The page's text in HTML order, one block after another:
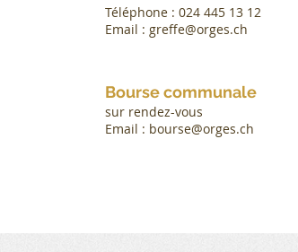
Téléphone : 024 445 13 12
Email : greffe@orges.ch
Bourse communale
sur rendez-vous
Email : bourse@orges.ch